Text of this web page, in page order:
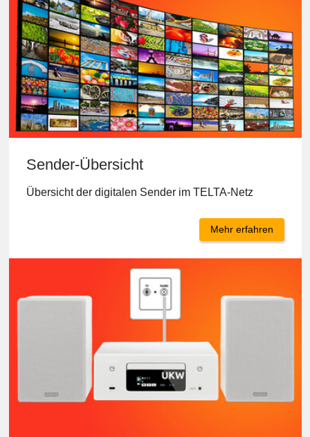
Sender-Übersicht
Übersicht der digitalen Sender im TELTA-Netz
Mehr erfahren